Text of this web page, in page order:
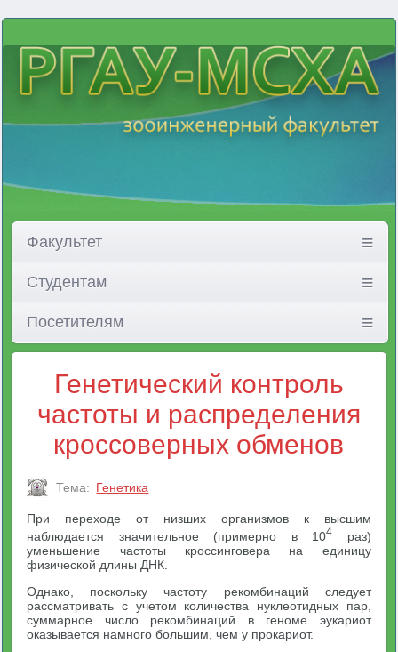
Факультет
Студентам
Посетителям
Генетический контроль
частоты и распределения
кроссоверных обменов
Тема: Генетика
При переходе от низших организмов к высшим
наблюдается значительное (примерно в 104
раз)
уменьшение частоты кроссинговера на единицу
физической длины ДНК.
Однако, поскольку частоту рекомбинаций следует
рассматривать с учетом количества нуклеотидных пар,
суммарное число рекомбинаций в геноме эукариот
оказывается намного большим, чем у прокариот.